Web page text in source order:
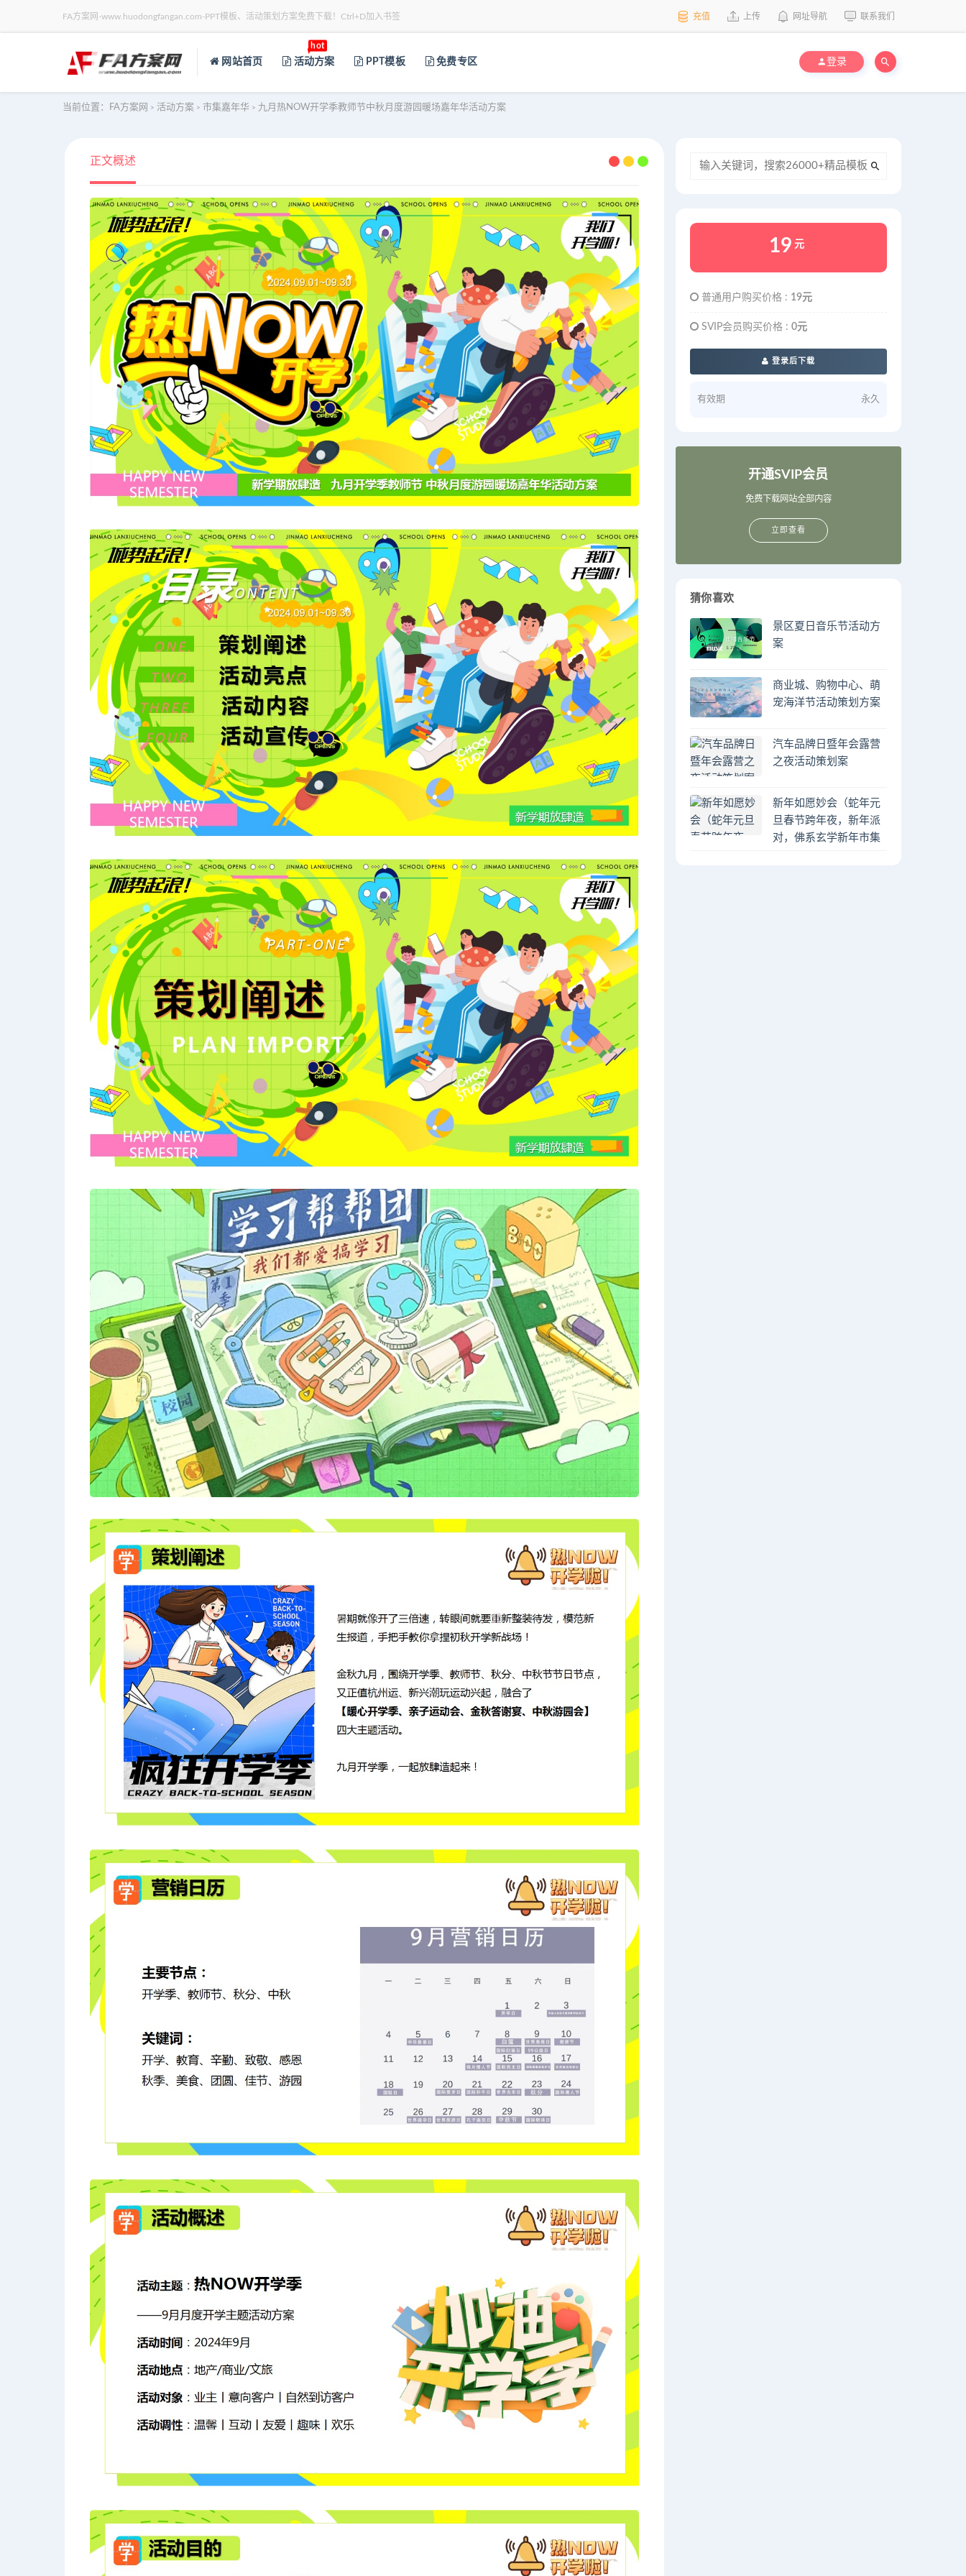
FA方案网-www.huodongfangan.com-PPT模板、活动策划方案免费下载！Ctrl+D加入书签 充值 上传 网址导航 联系我们
网站首页 活动方案
hot
PPT模板 免费专区 登录
当前位置： FA方案网 > 活动方案 > 市集嘉年华 > 九月热NOW开学季教师节中秋月度游园暖场嘉年华活动方案
正文概述
19 元
普通用户购买价格 : 19元
SVIP会员购买价格 : 0元
登录后下载
有效期 永久
开通SVIP会员
免费下载网站全部内容
立即查看
猜你喜欢
景区夏日音乐节活动方
案
商业城、购物中心、萌
宠海洋节活动策划方案
汽车品牌日暨年会露营
之夜活动策划案
新年如愿妙会（蛇年元
旦春节跨年夜，新年派
对，佛系玄学新年市集